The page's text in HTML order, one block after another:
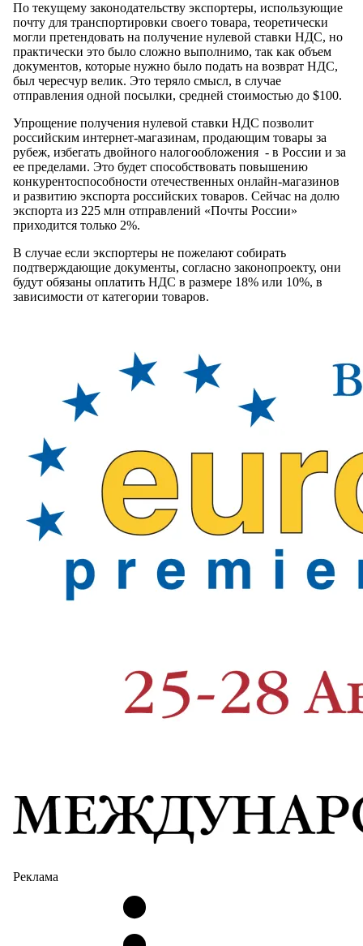
По текущему законодательству экспортеры, использующие
почту для транспортировки своего товара, теоретически
могли претендовать на получение нулевой ставки НДС, но
практически это было сложно выполнимо, так как объем
документов, которые нужно было подать на возврат НДС,
был чересчур велик. Это теряло смысл, в случае
отправления одной посылки, средней стоимостью до $100.
Упрощение получения нулевой ставки НДС позволит
российским интернет-магазинам, продающим товары за
рубеж, избегать двойного налогообложения - в России и за
ее пределами. Это будет способствовать повышению
конкурентоспособности отечественных онлайн-магазинов
и развитию экспорта российских товаров. Сейчас на долю
экспорта из 225 млн отправлений «Почты России»
приходится только 2%.
В случае если экспортеры не пожелают собирать
подтверждающие документы, согласно законопроекту, они
будут обязаны оплатить НДС в размере 18% или 10%, в
зависимости от категории товаров.
Реклама